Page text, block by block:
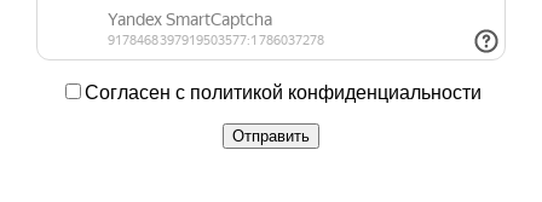
Согласен с политикой конфиденциальности